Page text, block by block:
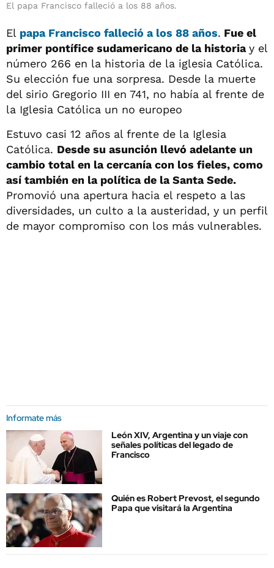
El papa Francisco falleció a los 88 años.
El papa Francisco falleció a los 88 años. Fue el
primer pontífice sudamericano de la historiay el
número 266 en la historia de la iglesia Católica.
Su elección fue una sorpresa. Desde la muerte
del sirio Gregorio III en 741, no había al frente de
la Iglesia Católica un no europeo
Estuvo casi 12 años al frente de la Iglesia
Católica. Desde su asunción llevó adelante un
cambio total en la cercanía con los fieles, como
así también en la política de la Santa Sede.
Promovió una apertura hacia el respeto a las
diversidades, un culto a la austeridad, y un perfil
de mayor compromiso con los más vulnerables.
Informate más
León XIV, Argentina y un viaje con
señales políticas del legado de
Francisco
Quién es Robert Prevost, el segundo
Papa que visitará la Argentina